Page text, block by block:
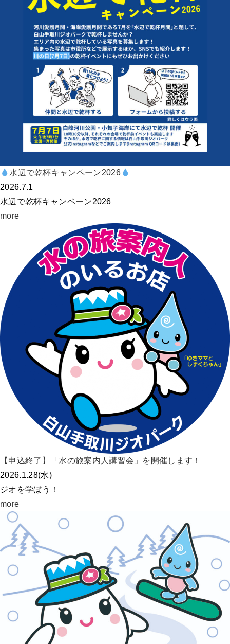
水辺で乾杯キャンペーン2026
2026.7.1
水辺で乾杯キャンペーン2026
more
【申込終了】「水の旅案内人講習会」を開催します！
2026.1.28(水)
ジオを学ぼう！
more